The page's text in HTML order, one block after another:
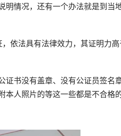
情况，还有一个办法就是到当
依法具有法律效力，其证明力高
书没有盖章、没有公证员签名
人照片的等这一些都是不合格的